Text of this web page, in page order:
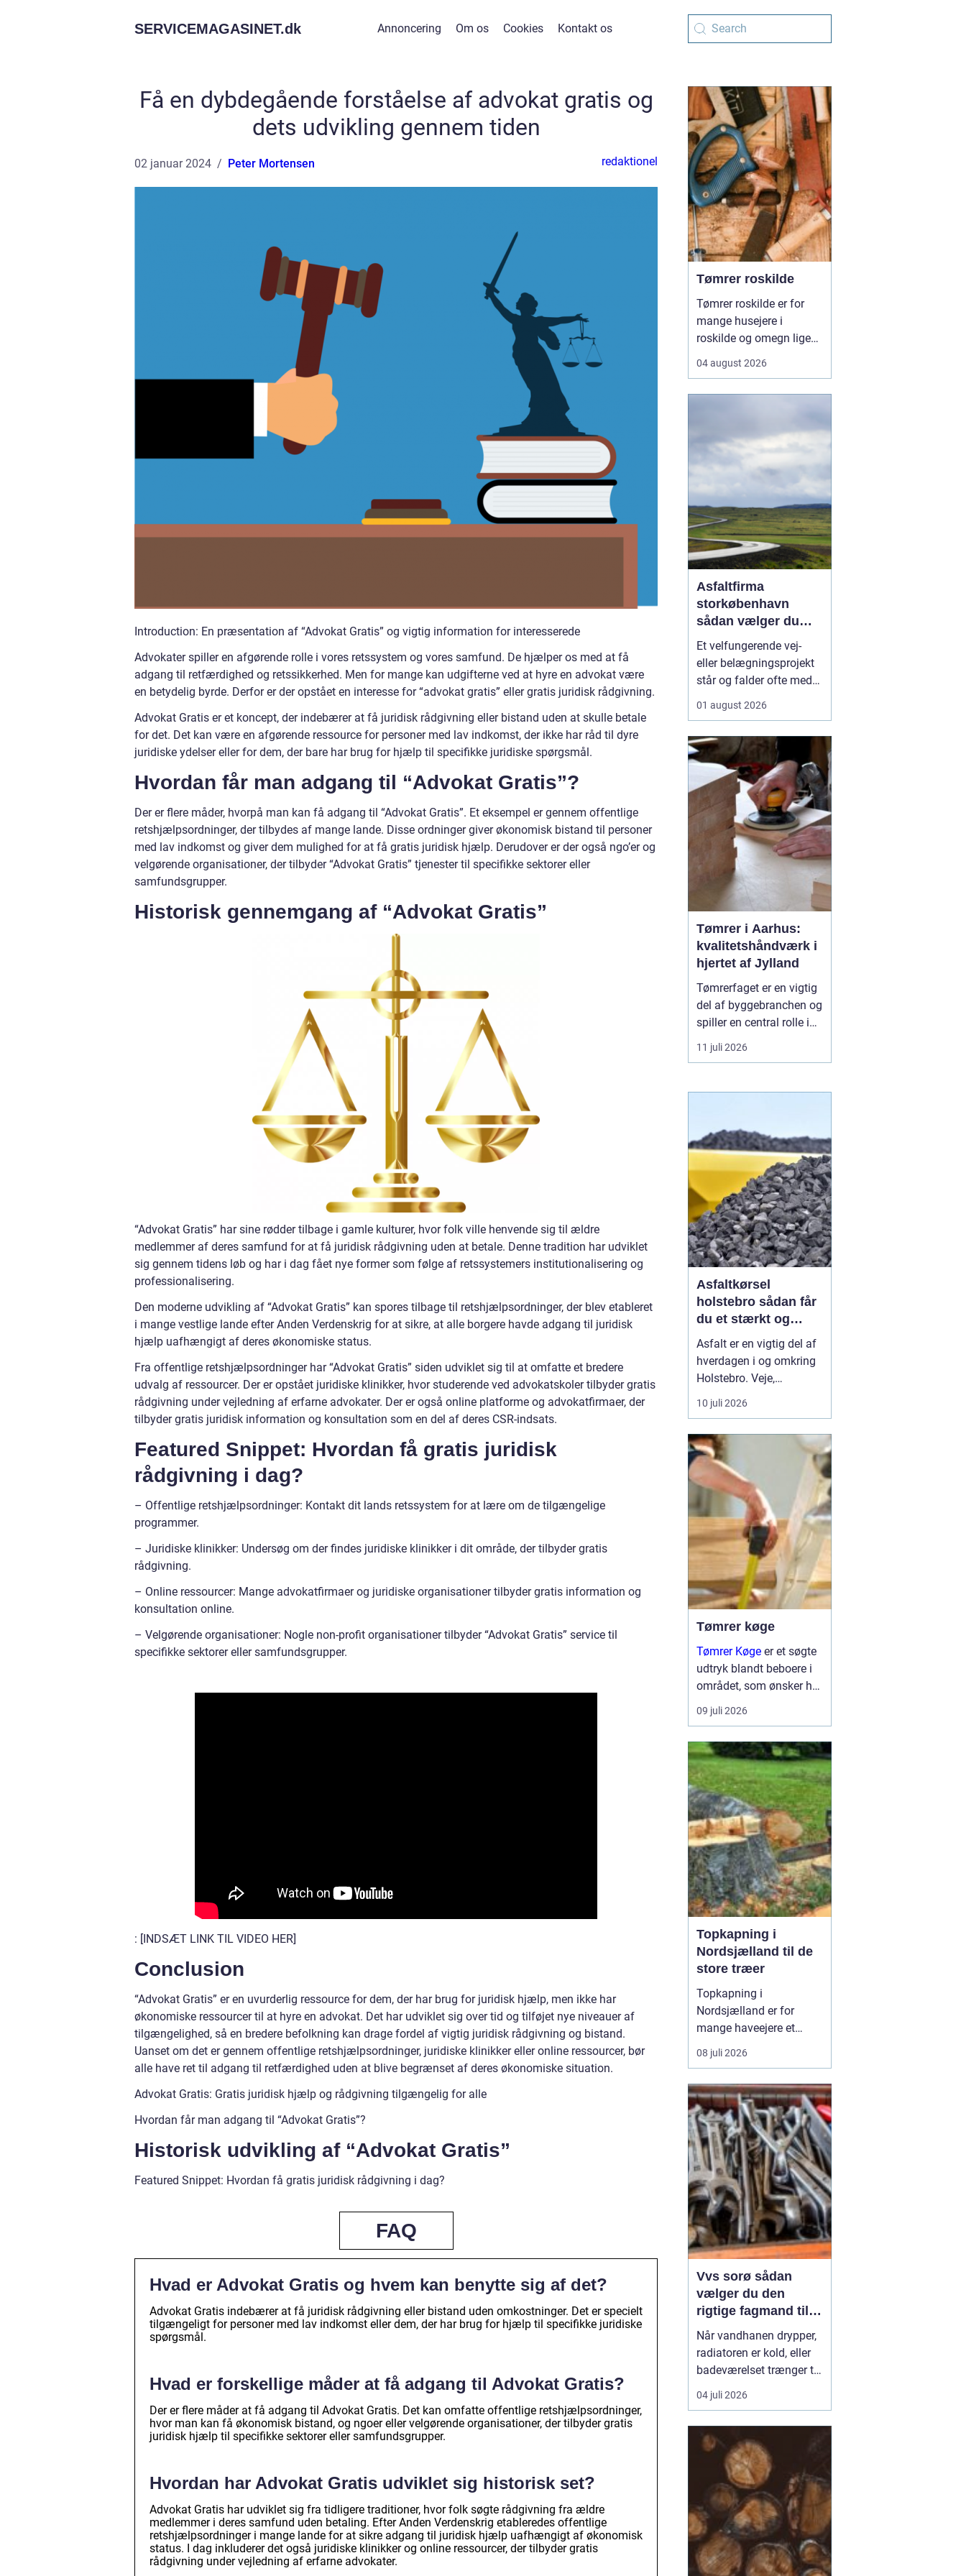
SERVICEMAGASINET.dk Annoncering Om os Cookies Kontakt os
Få en dybdegående forståelse af advokat gratis og
dets udvikling gennem tiden
02 januar 2024 Peter Mortensen redaktionel
Introduction: En præsentation af “Advokat Gratis” og vigtig information for interesserede
Advokater spiller en afgørende rolle i vores retssystem og vores samfund. De hjælper os med at få
adgang til retfærdighed og retssikkerhed. Men for mange kan udgifterne ved at hyre en advokat være
en betydelig byrde. Derfor er der opstået en interesse for “advokat gratis” eller gratis juridisk rådgivning.
Advokat Gratis er et koncept, der indebærer at få juridisk rådgivning eller bistand uden at skulle betale
for det. Det kan være en afgørende ressource for personer med lav indkomst, der ikke har råd til dyre
juridiske ydelser eller for dem, der bare har brug for hjælp til specifikke juridiske spørgsmål.
Hvordan får man adgang til “Advokat Gratis”?
Der er flere måder, hvorpå man kan få adgang til “Advokat Gratis”. Et eksempel er gennem offentlige
retshjælpsordninger, der tilbydes af mange lande. Disse ordninger giver økonomisk bistand til personer
med lav indkomst og giver dem mulighed for at få gratis juridisk hjælp. Derudover er der også ngo’er og
velgørende organisationer, der tilbyder “Advokat Gratis” tjenester til specifikke sektorer eller
samfundsgrupper.
Historisk gennemgang af “Advokat Gratis”
“Advokat Gratis” har sine rødder tilbage i gamle kulturer, hvor folk ville henvende sig til ældre
medlemmer af deres samfund for at få juridisk rådgivning uden at betale. Denne tradition har udviklet
sig gennem tidens løb og har i dag fået nye former som følge af retssystemers institutionalisering og
professionalisering.
Den moderne udvikling af “Advokat Gratis” kan spores tilbage til retshjælpsordninger, der blev etableret
i mange vestlige lande efter Anden Verdenskrig for at sikre, at alle borgere havde adgang til juridisk
hjælp uafhængigt af deres økonomiske status.
Fra offentlige retshjælpsordninger har “Advokat Gratis” siden udviklet sig til at omfatte et bredere
udvalg af ressourcer. Der er opstået juridiske klinikker, hvor studerende ved advokatskoler tilbyder gratis
rådgivning under vejledning af erfarne advokater. Der er også online platforme og advokatfirmaer, der
tilbyder gratis juridisk information og konsultation som en del af deres CSR-indsats.
Featured Snippet: Hvordan få gratis juridisk
rådgivning i dag?
– Offentlige retshjælpsordninger: Kontakt dit lands retssystem for at lære om de tilgængelige
programmer.
– Juridiske klinikker: Undersøg om der findes juridiske klinikker i dit område, der tilbyder gratis
rådgivning.
– Online ressourcer: Mange advokatfirmaer og juridiske organisationer tilbyder gratis information og
konsultation online.
– Velgørende organisationer: Nogle non-profit organisationer tilbyder “Advokat Gratis” service til
specifikke sektorer eller samfundsgrupper.
: [INDSÆT LINK TIL VIDEO HER]
Conclusion
“Advokat Gratis” er en uvurderlig ressource for dem, der har brug for juridisk hjælp, men ikke har
økonomiske ressourcer til at hyre en advokat. Det har udviklet sig over tid og tilføjet nye niveauer af
tilgængelighed, så en bredere befolkning kan drage fordel af vigtig juridisk rådgivning og bistand.
Uanset om det er gennem offentlige retshjælpsordninger, juridiske klinikker eller online ressourcer, bør
alle have ret til adgang til retfærdighed uden at blive begrænset af deres økonomiske situation.
Advokat Gratis: Gratis juridisk hjælp og rådgivning tilgængelig for alle
Hvordan får man adgang til “Advokat Gratis”?
Historisk udvikling af “Advokat Gratis”
Featured Snippet: Hvordan få gratis juridisk rådgivning i dag?
FAQ
Hvad er Advokat Gratis og hvem kan benytte sig af det?
Advokat Gratis indebærer at få juridisk rådgivning eller bistand uden omkostninger. Det er specielt
tilgængeligt for personer med lav indkomst eller dem, der har brug for hjælp til specifikke juridiske
spørgsmål.
Hvad er forskellige måder at få adgang til Advokat Gratis?
Der er flere måder at få adgang til Advokat Gratis. Det kan omfatte offentlige retshjælpsordninger,
hvor man kan få økonomisk bistand, og ngoer eller velgørende organisationer, der tilbyder gratis
juridisk hjælp til specifikke sektorer eller samfundsgrupper.
Hvordan har Advokat Gratis udviklet sig historisk set?
Advokat Gratis har udviklet sig fra tidligere traditioner, hvor folk søgte rådgivning fra ældre
medlemmer i deres samfund uden betaling. Efter Anden Verdenskrig etableredes offentlige
retshjælpsordninger i mange lande for at sikre adgang til juridisk hjælp uafhængigt af økonomisk
status. I dag inkluderer det også juridiske klinikker og online ressourcer, der tilbyder gratis
rådgivning under vejledning af erfarne advokater.
Tømrer roskilde
Tømrer roskilde er for
mange husejere i
roskilde og omegn ligeså
en håndværker, fordi
løsning der holder i
mange år. Valg af tømrer
roskild...
04 august 2026
Asfaltfirma
storkøbenhavn
sådan vælger du
den rette
samarbejdspartner
Et velfungerende vej-
eller belægningsprojekt
står og falder ofte med
Storkøbenhavn er
er tæt, tidsplanerne
stramme, og pladsen på
byggepladserne er ofte
begrænset. Derfor har
entreprenører,
virksomhed...
01 august 2026
Tømrer i Aarhus:
kvalitetshåndværk i
hjertet af Jylland
Tømrerfaget er en vigtig
del af byggebranchen og
spiller en central rolle i
både nybyggeri,
renovering og
boliger og
Aarhus er der stor
aktivitet inden for
byggeri, og derfor er der
løbende ...
11 juli 2026
Asfaltkørsel
holstebro sådan får
du et stærkt og
holdbart underlag
Asfalt er en vigtig del af
hverdagen i og omkring
Holstebro. Veje,
indkørsler,
parkeringspladser og
kun optimalt, hvis
asfalten er lagt korrekt
og kørt ud på den rigtige
måde. Mange tænker
mest på selve asfalten,
men asfaltkø...
10 juli 2026
Tømrer køge
Tømrer Køge er et søgte
udtryk blandt beboere i
området, som ønsker høj
kvalitet, troværdighed og
gennemført håndværk til
renoveringsopgaver.
Mange husejere i køge
står med drømme om
nyt...
09 juli 2026
Topkapning i
Nordsjælland til de
store træer
Topkapning i
Nordsjælland er for
mange haveejere et
nødvendigt skridt, når
store træer skaber
fare for skader på huse
og haver. Mange træer i
området er gamle, høje
og placeret ...
08 juli 2026
Vvs sorø sådan
vælger du den
rigtige fagmand til
vand, varme og
energi
Når vandhanen drypper,
radiatoren er kold, eller
badeværelset trænger til
en gennemgribende
renovering, kan det
bøvlet, hvis arbejdet ikke
bliver gjort rigtigt første
gang. Derfor giver det
god mening at bruge en
lokal, aut...
04 juli 2026